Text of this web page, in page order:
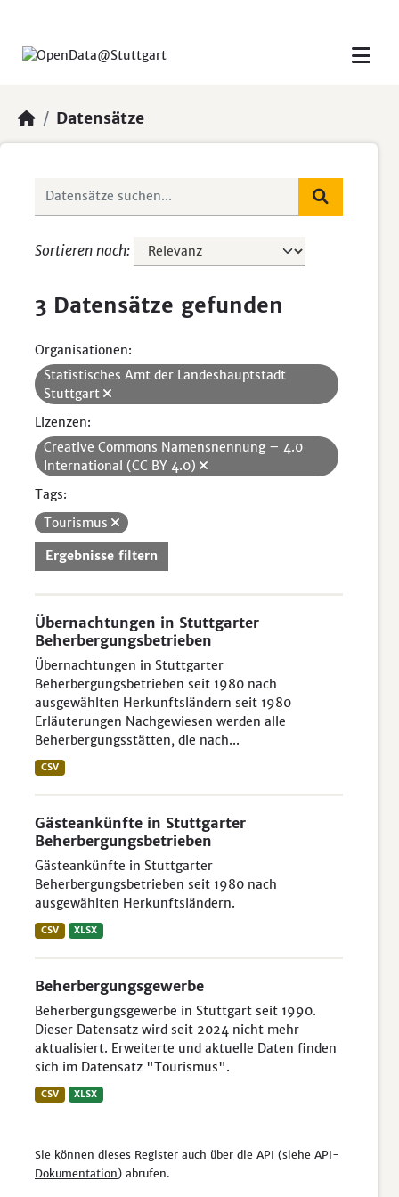
Datensätze
Sortieren nach
3 Datensätze gefunden
Organisationen:
Statistisches Amt der Landeshauptstadt
Stuttgart
Lizenzen:
Creative Commons Namensnennung – 4.0
International (CC BY 4.0)
Tags:
Tourismus
Ergebnisse filtern
Übernachtungen in Stuttgarter
Beherbergungsbetrieben
Übernachtungen in Stuttgarter
Beherbergungsbetrieben seit 1980 nach
ausgewählten Herkunftsländern seit 1980
Erläuterungen Nachgewiesen werden alle
Beherbergungsstätten, die nach...
CSV
Gästeankünfte in Stuttgarter
Beherbergungsbetrieben
Gästeankünfte in Stuttgarter
Beherbergungsbetrieben seit 1980 nach
ausgewählten Herkunftsländern.
CSV XLSX
Beherbergungsgewerbe
Beherbergungsgewerbe in Stuttgart seit 1990.
Dieser Datensatz wird seit 2024 nicht mehr
aktualisiert. Erweiterte und aktuelle Daten finden
sich im Datensatz "Tourismus".
CSV XLSX
Sie können dieses Register auch über die API (siehe API-
Dokumentation) abrufen.